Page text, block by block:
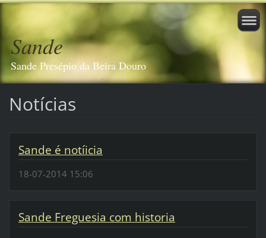
Sande
Sande Presépio da Beira Douro
Notícias
Sande é notíicia
18-07-2014 15:06
Sande Freguesia com historia